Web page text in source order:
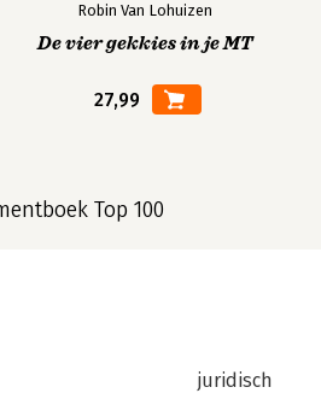
Robin Van Lohuizen
De vier gekkies in je MT
27,99
Top 100
juridisch